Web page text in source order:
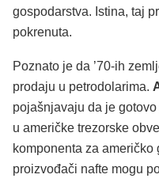
gospodarstva. Istina, taj
pokrenuta.
Poznato je da ’70-ih
prodaju u petrodolarima.
pojašnjavaju da je
u američke trezorske
komponenta za američko
proizvođači nafte mogu